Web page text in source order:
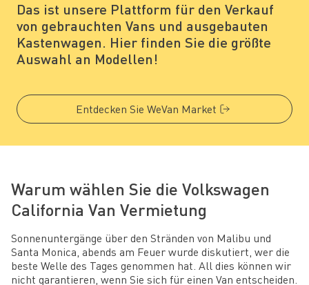
Das ist unsere Plattform für den Verkauf
von gebrauchten Vans und ausgebauten
Kastenwagen. Hier finden Sie die größte
Auswahl an Modellen!
Entdecken Sie WeVan Market
Warum wählen Sie die Volkswagen
California Van Vermietung
Sonnenuntergänge über den Stränden von Malibu und
Santa Monica, abends am Feuer wurde diskutiert, wer die
beste Welle des Tages genommen hat. All dies können wir
nicht garantieren, wenn Sie sich für einen Van entscheiden.